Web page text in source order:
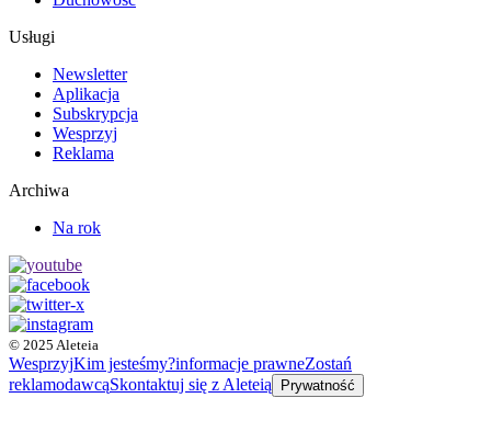
Usługi
Newsletter
Aplikacja
Subskrypcja
Wesprzyj
Reklama
Archiwa
Na rok
© 2025 Aleteia
WesprzyjKim jesteśmy?informacje prawneZostań
reklamodawcąSkontaktuj się z Aleteią Prywatność